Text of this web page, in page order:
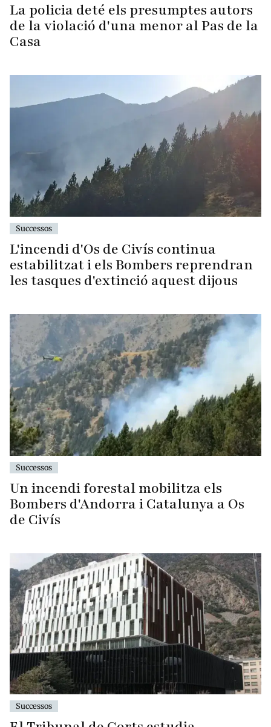
La policia deté els presumptes autors
de la violació d'una menor al Pas de la
Casa
Successos
L'incendi d'Os de Civís continua
estabilitzat i els Bombers reprendran
les tasques d'extinció aquest dijous
Successos
Un incendi forestal mobilitza els
Bombers d'Andorra i Catalunya a Os
de Civís
Successos